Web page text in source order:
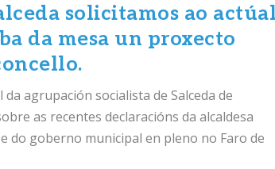
solicitamos ao
da mesa un proxecto
agrupación socialista de Salceda de
as recentes declaracións da alcaldesa
do goberno municipal en pleno no Faro de